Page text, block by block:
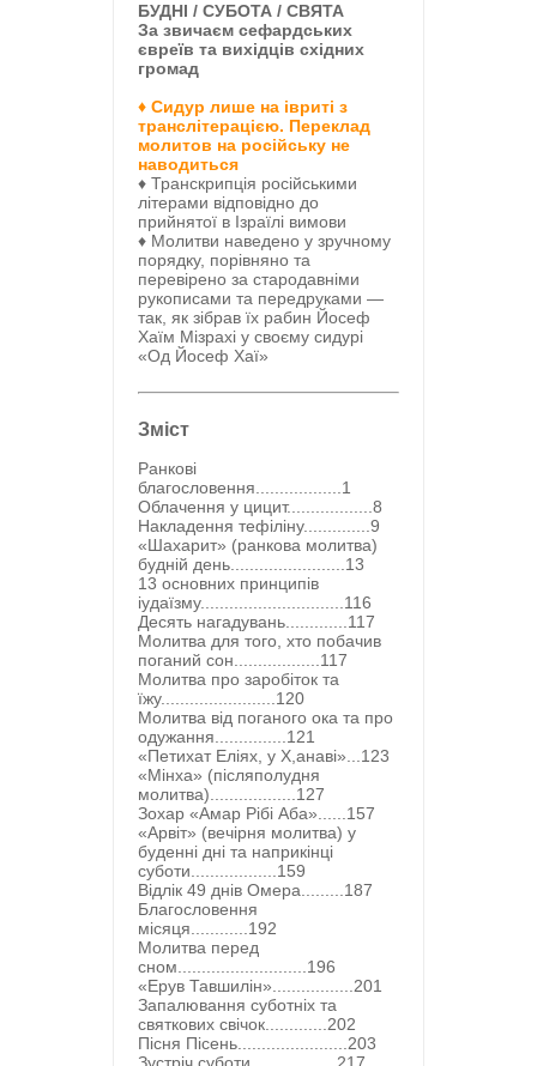
БУДНІ / СУБОТА / СВЯТА
За звичаєм сефардських
євреїв та вихідців східних
громад
♦ Сидур лише на івриті з
транслітерацією. Переклад
молитов на російську не
наводиться
♦ Транскрипція російськими
літерами відповідно до
прийнятої в Ізраїлі вимови
♦ Молитви наведено у зручному
порядку, порівняно та
перевірено за стародавніми
рукописами та передруками —
так, як зібрав їх рабин Йосеф
Хаїм Мізрахі у своєму сидурі
«Од Йосеф Хаї»
Зміст
Ранкові
благословення..................1
Облачення у цицит..................8
Накладення тефіліну..............9
«Шахарит» (ранкова молитва)
будній день........................13
13 основних принципів
іудаїзму..............................116
Десять нагадувань.............117
Молитва для того, хто побачив
поганий сон..................117
Молитва про заробіток та
їжу........................120
Молитва від поганого ока та про
одужання...............121
«Петихат Еліях, у Х,анаві»...123
«Мінха» (післяполудня
молитва)..................127
Зохар «Амар Рібі Аба»......157
«Арвіт» (вечірня молитва) у
буденні дні та наприкінці
суботи..................159
Відлік 49 днів Омера.........187
Благословення
місяця............192
Молитва перед
сном...........................196
«Ерув Тавшилін».................201
Запалювання суботніх та
святкових свічок.............202
Пісня Пісень.......................203